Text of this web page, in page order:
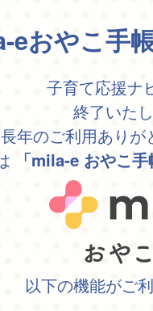
eおやこ手
子育て応援ナ
終了いた
長年のご利用あり
「mila-e おやこ手
以下の機能がご